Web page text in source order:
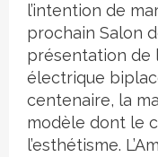
l’intention de
prochain Salon
présentation de
électrique
centenaire, la
modèle dont le
l’esthétisme.